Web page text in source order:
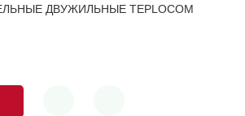
ДВУЖИЛЬНЫЕ TEPLOCOM